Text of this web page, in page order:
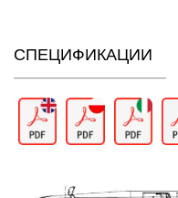
СПЕЦИФИКАЦИИ